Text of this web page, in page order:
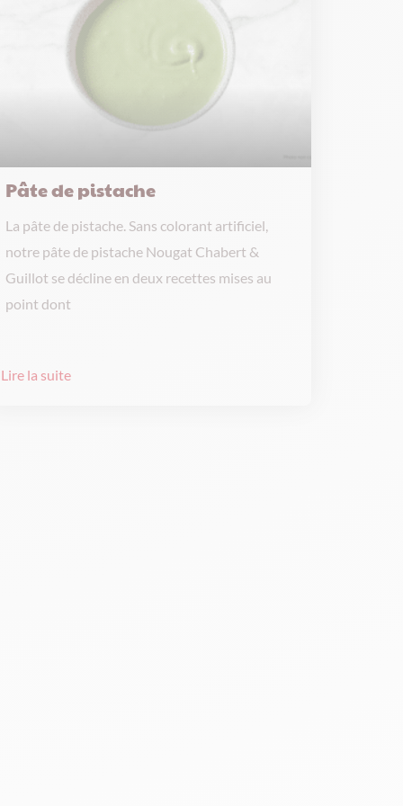
Pâte de pistache
La pâte de pistache. Sans colorant artificiel,
notre pâte de pistache Nougat Chabert &
Guillot se décline en deux recettes mises au
point dont
Lire la suite